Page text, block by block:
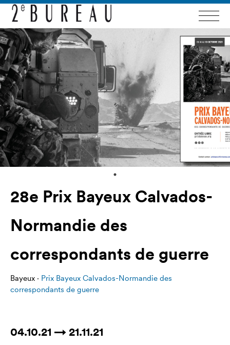
28e Prix Bayeux Calvados-
Normandie des
correspondants de guerre
Bayeux · Prix Bayeux Calvados-Normandie des
correspondants de guerre
04.10.21 → 21.11.21